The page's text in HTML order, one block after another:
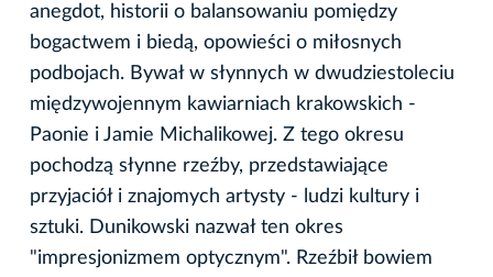
anegdot, historii o balansowaniu pomiędzy
bogactwem i biedą, opowieści o miłosnych
podbojach. Bywał w słynnych w dwudziestoleciu
międzywojennym kawiarniach krakowskich -
Paonie i Jamie Michalikowej. Z tego okresu
pochodzą słynne rzeźby, przedstawiające
przyjaciół i znajomych artysty - ludzi kultury i
sztuki. Dunikowski nazwał ten okres
"impresjonizmem optycznym". Rzeźbił bowiem